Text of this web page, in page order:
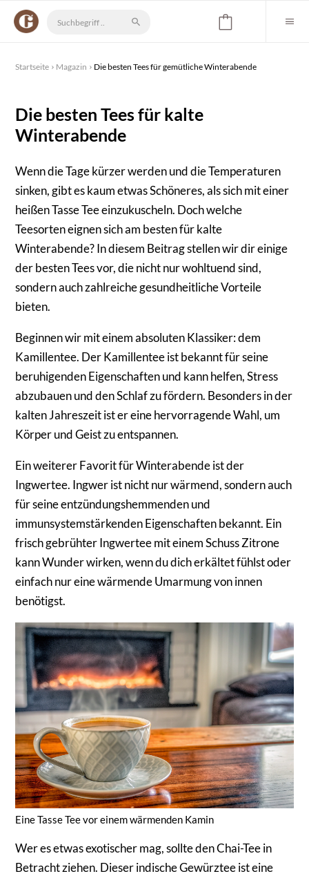
Startseite Magazin Die besten Tees für gemütliche Winterabende
Die besten Tees für kalte
Winterabende
Wenn die Tage kürzer werden und die Temperaturen
sinken, gibt es kaum etwas Schöneres, als sich mit einer
heißen Tasse Tee einzukuscheln. Doch welche
Teesorten eignen sich am besten für kalte
Winterabende? In diesem Beitrag stellen wir dir einige
der besten Tees vor, die nicht nur wohltuend sind,
sondern auch zahlreiche gesundheitliche Vorteile
bieten.
Beginnen wir mit einem absoluten Klassiker: dem
Kamillentee. Der Kamillentee ist bekannt für seine
beruhigenden Eigenschaften und kann helfen, Stress
abzubauen und den Schlaf zu fördern. Besonders in der
kalten Jahreszeit ist er eine hervorragende Wahl, um
Körper und Geist zu entspannen.
Ein weiterer Favorit für Winterabende ist der
Ingwertee. Ingwer ist nicht nur wärmend, sondern auch
für seine entzündungshemmenden und
immunsystemstärkenden Eigenschaften bekannt. Ein
frisch gebrühter Ingwertee mit einem Schuss Zitrone
kann Wunder wirken, wenn du dich erkältet fühlst oder
einfach nur eine wärmende Umarmung von innen
benötigst.
Eine Tasse Tee vor einem wärmenden Kamin
Wer es etwas exotischer mag, sollte den Chai-Tee in
Betracht ziehen. Dieser indische Gewürztee ist eine